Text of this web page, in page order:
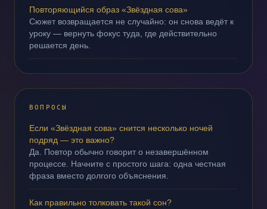
Повторяющийся образ «Звёздная сова»
Сюжет возвращается не случайно: он снова ведёт к
уроку — вернуть фокус туда, где действительно
решается день.
ВОПРОСЫ
Если «Звёздная сова» снится несколько ночей
подряд — это важно?
Да. Повтор обычно говорит о незавершённом
процессе. Начните с простого шага: одна честная
фраза вместо долгого объяснения.
Как правильно толковать такой сон?